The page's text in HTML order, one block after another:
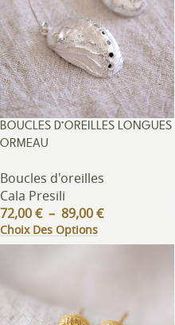
BOUCLES D’OREILLES LONGUES
ORMEAU
Boucles d'oreilles
Cala Presili
72,00€ – 89,00€
Choix Des Options